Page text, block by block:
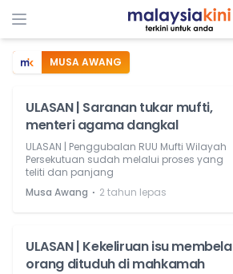
MUSA AWANG
ULASAN | Saranan tukar mufti,
menteri agama dangkal
ULASAN | Penggubalan RUU Mufti Wilayah
Persekutuan sudah melalui proses yang
teliti dan panjang
Musa Awang ⋅ 2 tahun lepas
ULASAN | Kekeliruan isu membela
orang dituduh di mahkamah